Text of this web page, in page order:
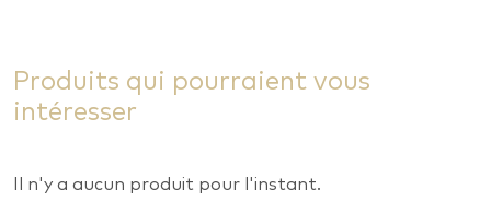
Produits qui pourraient vous
intéresser
Il n'y a aucun produit pour l'instant.